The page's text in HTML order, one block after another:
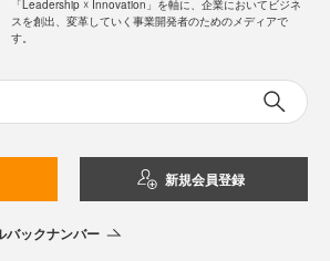
「Leadership ☓ Innovation」を軸に、企業においてビジネ
スを創出、変革していく事業開発者のためのメディアで
す。
新規会員登録
バックナンバー